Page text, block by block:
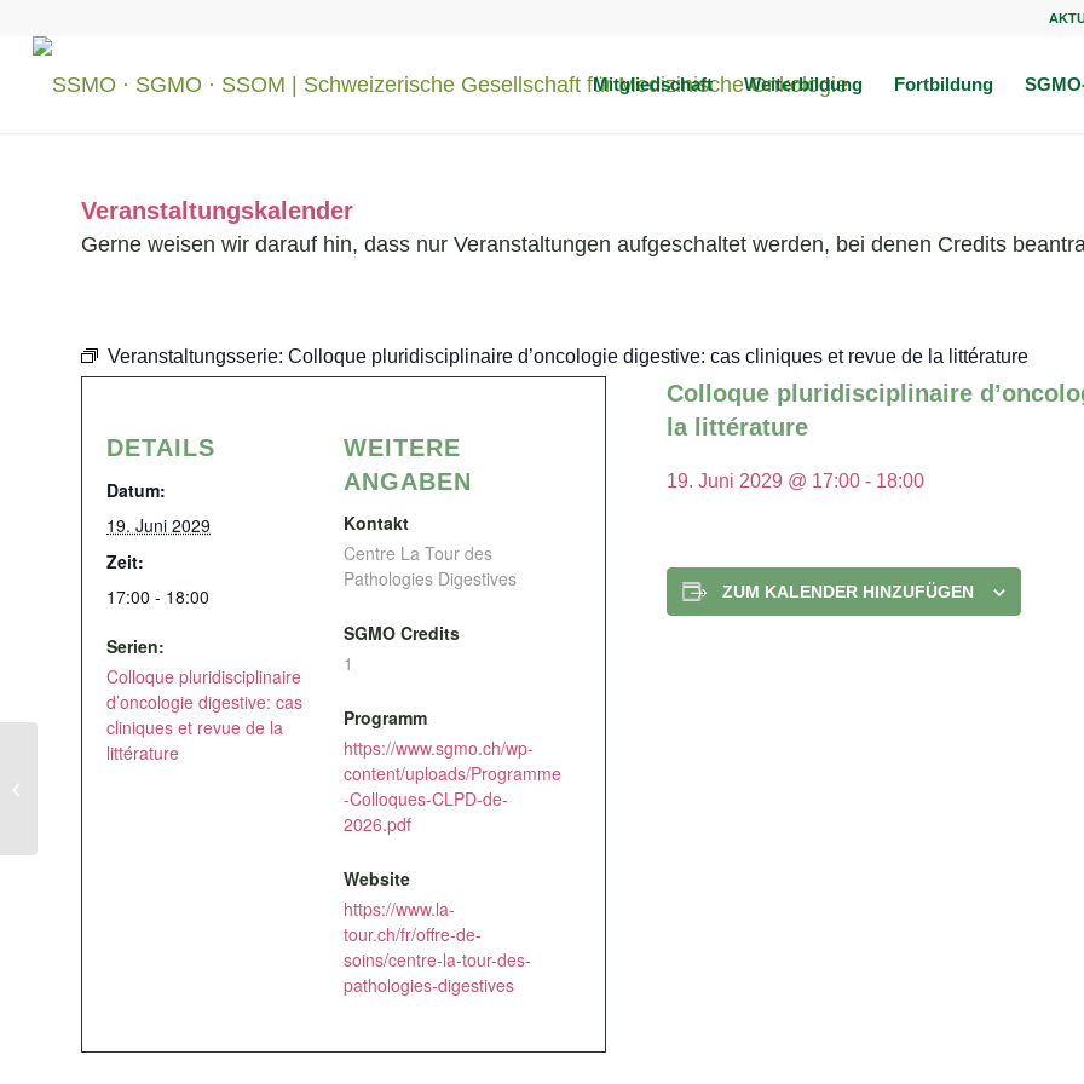
Mitgliedschaft Weiterbildung Fortbildung
Veranstaltungskalender
Gerne weisen wir darauf hin, dass nur Veranstaltungen aufgeschaltet werden, bei denen Credits
Veranstaltungsserie: Colloque pluridisciplinaire d’oncologie digestive: cas cliniques et revue de la littérature
Colloque pluridisciplinaire
la littérature
19. Juni 2029 @ 17:00 - 18:00
ZUM KALENDER HINZUFÜGEN
DETAILS
Datum:
19. Juni 2029
Zeit:
17:00 - 18:00
Serien:
Colloque pluridisciplinaire
d’oncologie digestive: cas
cliniques et revue de la
littérature
WEITERE
ANGABEN
Kontakt
Centre La Tour des
Pathologies Digestives
SGMO Credits
1
Programm
https://www.sgmo.ch/wp-
content/uploads/Programme
-Colloques-CLPD-de-
2026.pdf
Website
https://www.la-
tour.ch/fr/offre-de-
soins/centre-la-tour-des-
pathologies-digestives
Colloque pluridisciplinaire d’oncologie